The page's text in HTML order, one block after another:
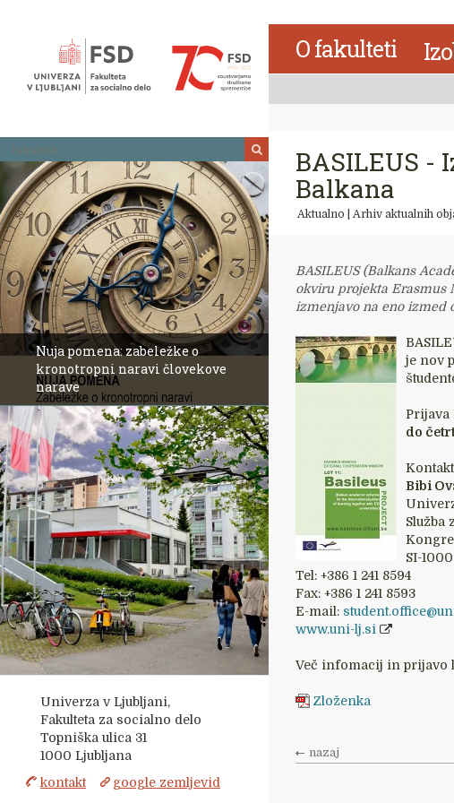
vsebino
Nuja pomena: zabeležke o
kronotropni naravi človekove
narave
Revija Socialno delo
Univerza v Ljubljani,
Fakulteta za socialno delo
Topniška ulica 31
1000 Ljubljana
kontakt
google zemljevid
O fakulteti
BASILEUS -
Balkana
Aktualno Arhiv aktualnih
BASILEUS (Balkans
okviru projekta Erasmus
izmenjavo na eno izmed
je nov
Prijava
do
Bibi
Služba
SI-
Tel: +386 1 241 8594
Fax: +386 1 241 8593
E-mail:
www.uni-lj.si
Več infomacij in prijavo
Zloženka
nazaj